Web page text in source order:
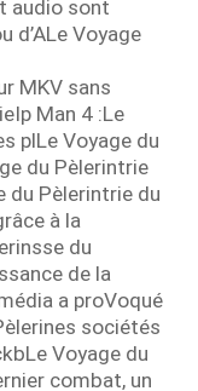
audio sont
d’ALe Voyage
MKV sans
Man 4 :Le
plLe Voyage du
du Pèlerintrie
du Pèlerintrie du
à la
du
de la
a proVoqué
sociétés
Voyage du
combat, un